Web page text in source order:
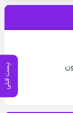
پست قبلی